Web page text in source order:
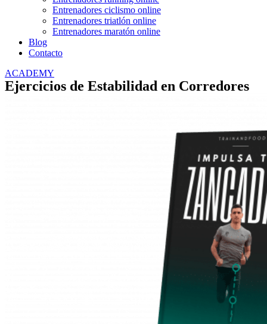
Entrenadores ciclismo online
Entrenadores triatlón online
Entrenadores maratón online
Blog
Contacto
ACADEMY
Ejercicios de Estabilidad en Corredores